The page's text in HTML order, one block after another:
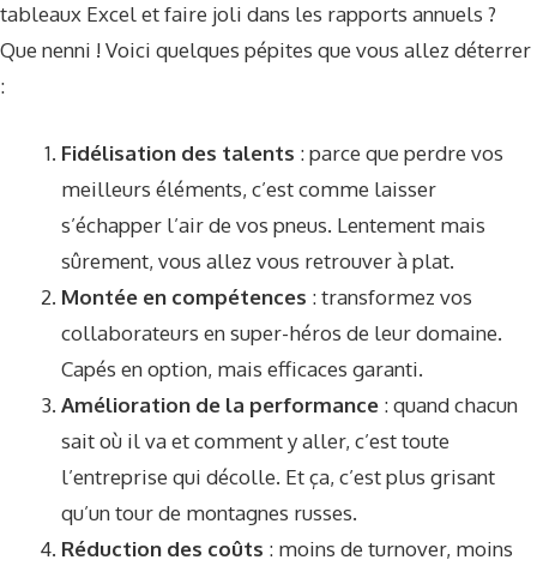
tableaux Excel et faire joli dans les rapports annuels ?
Que nenni ! Voici quelques pépites que vous allez déterrer
:
Fidélisation des talents : parce que perdre vos
meilleurs éléments, c’est comme laisser
s’échapper l’air de vos pneus. Lentement mais
sûrement, vous allez vous retrouver à plat.
Montée en compétences : transformez vos
collaborateurs en super-héros de leur domaine.
Capés en option, mais efficaces garanti.
Amélioration de la performance : quand chacun
sait où il va et comment y aller, c’est toute
l’entreprise qui décolle. Et ça, c’est plus grisant
qu’un tour de montagnes russes.
Réduction des coûts : moins de turnover, moins